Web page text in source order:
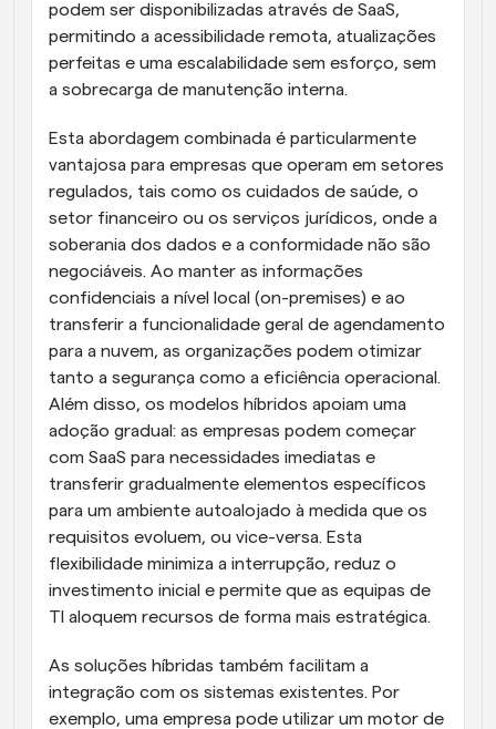
podem ser disponibilizadas através de SaaS,
permitindo a acessibilidade remota, atualizações
perfeitas e uma escalabilidade sem esforço, sem
a sobrecarga de manutenção interna.
Esta abordagem combinada é particularmente
vantajosa para empresas que operam em setores
regulados, tais como os cuidados de saúde, o
setor financeiro ou os serviços jurídicos, onde a
soberania dos dados e a conformidade não são
negociáveis. Ao manter as informações
confidenciais a nível local (on-premises) e ao
transferir a funcionalidade geral de agendamento
para a nuvem, as organizações podem otimizar
tanto a segurança como a eficiência operacional.
Além disso, os modelos híbridos apoiam uma
adoção gradual: as empresas podem começar
com SaaS para necessidades imediatas e
transferir gradualmente elementos específicos
para um ambiente autoalojado à medida que os
requisitos evoluem, ou vice-versa. Esta
flexibilidade minimiza a interrupção, reduz o
investimento inicial e permite que as equipas de
TI aloquem recursos de forma mais estratégica.
As soluções híbridas também facilitam a
integração com os sistemas existentes. Por
exemplo, uma empresa pode utilizar um motor de